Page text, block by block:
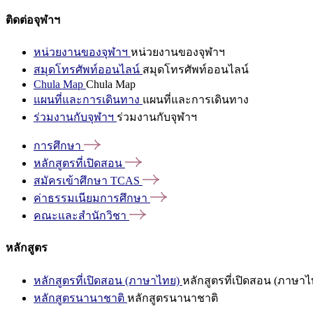
ติดต่อจุฬาฯ
หน่วยงานของจุฬาฯ หน่วยงานของจุฬาฯ
สมุดโทรศัพท์ออนไลน์ สมุดโทรศัพท์ออนไลน์
Chula Map Chula Map
แผนที่และการเดินทาง แผนที่และการเดินทาง
ร่วมงานกับจุฬาฯ ร่วมงานกับจุฬาฯ
การศึกษา
หลักสูตรที่เปิดสอน
สมัครเข้าศึกษา TCAS
ค่าธรรมเนียมการศึกษา
คณะและสำนักวิชา
หลักสูตร
หลักสูตรที่เปิดสอน (ภาษาไทย) หลักสูตรที่เปิดสอน (ภาษาไ
หลักสูตรนานาชาติ หลักสูตรนานาชาติ